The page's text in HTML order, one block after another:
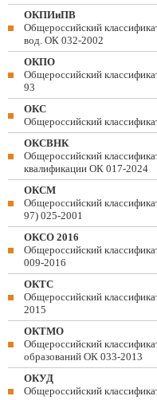
ОКПИиПВ
Общероссийский
вод. ОК 032-2002
ОКПО
Общероссийский
93
ОКС
Общероссийский
ОКСВНК
Общероссийский
квалификации ОК 017-2024
ОКСМ
Общероссийский
97) 025-2001
ОКСО 2016
Общероссийский
009-2016
ОКТС
Общероссийский
2015
ОКТМО
Общероссийский
образований ОК 033-2013
ОКУД
Общероссийский